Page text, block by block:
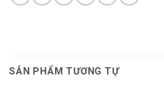
SẢN PHẨM TƯƠNG TỰ